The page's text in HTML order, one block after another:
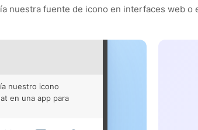
nuestra fuente de icono en interfaces web o
nuestro icono
en una app para